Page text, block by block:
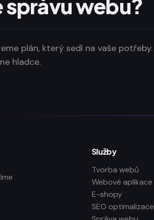
webu?
plán, který sedí na vaše potřeby.
hladce.
Služby
Tvorba webů
Webové aplikace
E-shopy
SEO optimalizace